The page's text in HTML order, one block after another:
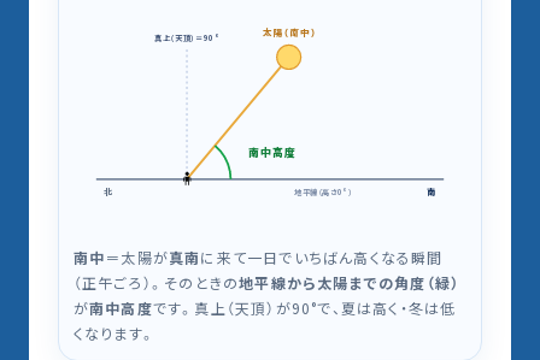
北 南
地平線（高さ0°）
真上（天頂）＝90° 太陽（南中）
南中高度
🧍
南中＝太陽が真南に来て一日でいちばん高くなる瞬間
（正午ごろ）。そのときの地平線から太陽までの角度（緑）
が南中高度です。真上（天頂）が90°で、夏は高く・冬は低
くなります。